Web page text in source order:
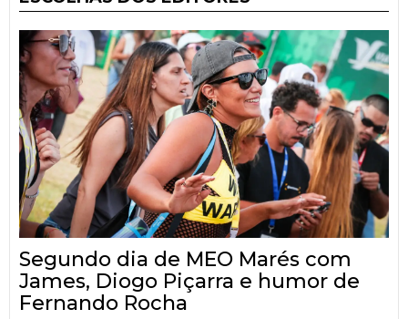
Segundo dia de MEO Marés com
James, Diogo Piçarra e humor de
Fernando Rocha